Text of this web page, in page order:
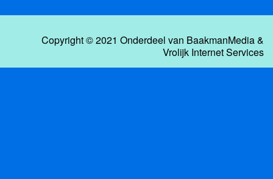
Copyright © 2021 Onderdeel van BaakmanMedia&
Vrolijk Internet Services